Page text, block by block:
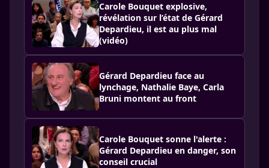
Carole Bouquet explosive,
révélation sur l’état de Gérard
Depardieu, il est au plus mal
(vidéo)
Gérard Depardieu face au
lynchage, Nathalie Baye, Carla
Bruni montent au front
Carole Bouquet sonne l'alerte :
Gérard Depardieu en danger, son
conseil crucial